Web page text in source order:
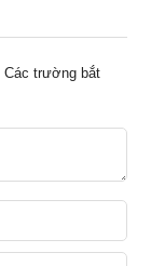
Các trường bắt